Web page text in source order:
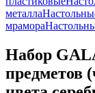
металла
мрамора
Набор
предметов